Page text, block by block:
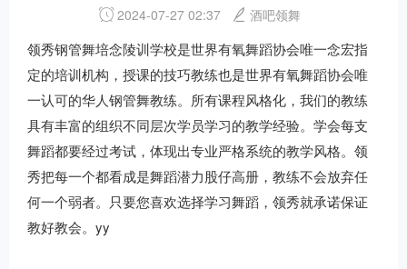
2024-07-27 02:37 酒吧领舞
领秀钢管舞培念陵训学校是世界有氧舞蹈协会唯一念宏指
定的培训机构，授课的技巧教练也是世界有氧舞蹈协会唯
一认可的华人钢管舞教练。所有课程风格化，我们的教练
具有丰富的组织不同层次学员学习的教学经验。学会每支
舞蹈都要经过考试，体现出专业严格系统的教学风格。领
秀把每一个都看成是舞蹈潜力股仔高册，教练不会放弃任
何一个弱者。只要您喜欢选择学习舞蹈，领秀就承诺保证
教好教会。yy